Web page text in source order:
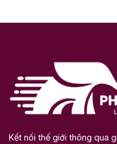
Kết nối thế giới thông qua